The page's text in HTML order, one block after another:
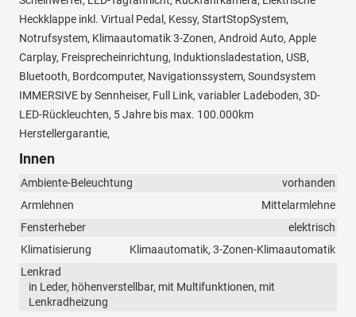
Heckklappe inkl. Virtual Pedal, Kessy, StartStopSystem,
Notrufsystem, Klimaautomatik 3-Zonen, Android Auto, Apple
Carplay, Freisprecheinrichtung, Induktionsladestation, USB,
Bluetooth, Bordcomputer, Navigationssystem, Soundsystem
IMMERSIVE by Sennheiser, Full Link, variabler Ladeboden, 3D-
LED-Rückleuchten, 5 Jahre bis max. 100.000km
Herstellergarantie,
Innen
Ambiente-Beleuchtung
vorhanden
Armlehnen
Mittelarmlehne
Fensterheber
elektrisch
Klimatisierung
Klimaautomatik, 3-Zonen-Klimaautomatik
Lenkrad
in Leder, höhenverstellbar, mit Multifunktionen, mit
Lenkradheizung